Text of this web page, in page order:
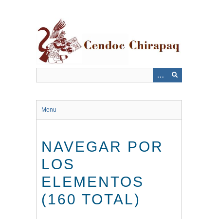
Menu
NAVEGAR POR
LOS
ELEMENTOS
(160 TOTAL)